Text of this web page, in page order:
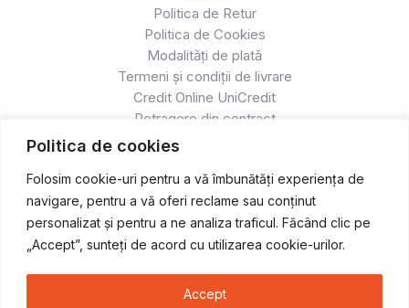
Politica de cookies
Folosim cookie-uri pentru a vă îmbunătăți experiența de
navigare, pentru a vă oferi reclame sau conținut
personalizat și pentru a ne analiza traficul. Făcând clic pe
„Accept”, sunteți de acord cu utilizarea cookie-urilor.
Accept
Politica de Retur
Politica de Cookies
Modalități de plată
Termeni și condiții de livrare
Credit Online UniCredit
Retragere din contract